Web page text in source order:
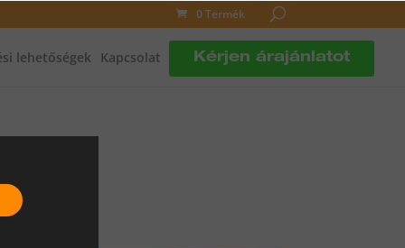
0 Termék
lehetőségek Kapcsolat Kérjen árajánlatot